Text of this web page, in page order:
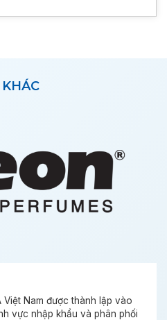
Việt Nam được thành lập vào
vực nhập khẩu và phân phối